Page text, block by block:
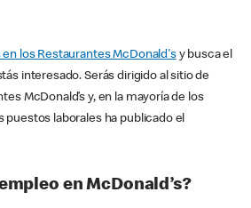
en los Restaurantes McDonald'sy busca el
interesado. Serás dirigido al sitio de
McDonald’s y, en la mayoría de los
puestos laborales ha publicado el
en McDonald’s?